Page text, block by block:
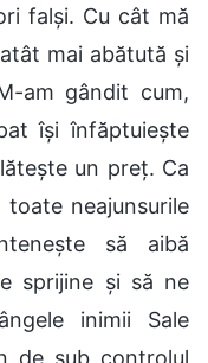
falși. Cu cât mă
mai abătută și
am gândit cum,
își înfăptuiește
un preț. Ca
neajunsurile
să aibă
sprijine și să ne
inimii Sale
de sub controlul